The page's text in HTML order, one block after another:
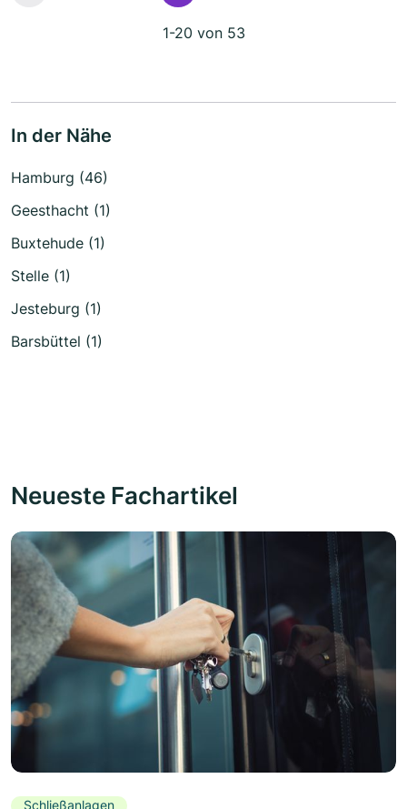
1-20 von 53
In der Nähe
Hamburg (46)
Geesthacht (1)
Buxtehude (1)
Stelle (1)
Jesteburg (1)
Barsbüttel (1)
Neueste Fachartikel
Schließanlagen